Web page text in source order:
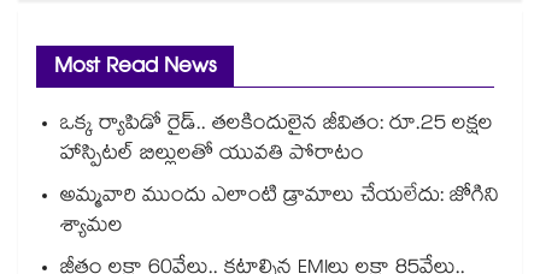
Most Read News
ఒక్క ర్యాపిడో రైడ్.. తలకిందులైన జీవితం: రూ.25 లక్షల
హాస్పిటల్ బిల్లులతో యువతి పోరాటం
అమ్మవారి ముందు ఎలాంటి డ్రామాలు చేయలేదు: జోగిని
శ్యామల